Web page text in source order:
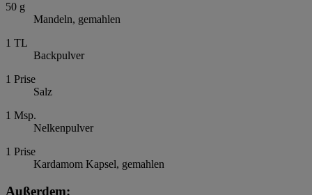
50 g
Mandeln, gemahlen
1 TL
Backpulver
1 Prise
Salz
1 Msp.
Nelkenpulver
1 Prise
Kardamom Kapsel, gemahlen
Außerdem: